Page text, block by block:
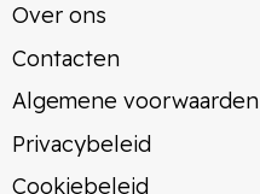
Over ons
Contacten
Algemene voorwaarden
Privacybeleid
Cookiebeleid